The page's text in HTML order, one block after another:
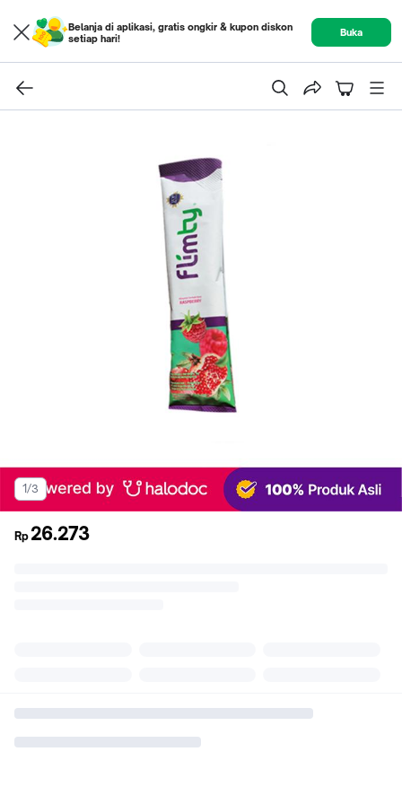
Belanja di aplikasi, gratis ongkir & kupon diskon
setiap hari!
Buka
1/3
Rp 26.273